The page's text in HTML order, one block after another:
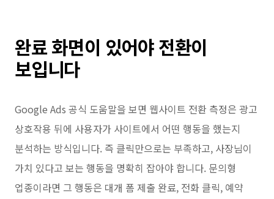
완료 화면이 있어야 전환이
보입니다
Google Ads 공식 도움말을 보면 웹사이트 전환 측정은 광고
상호작용 뒤에 사용자가 사이트에서 어떤 행동을 했는지
분석하는 방식입니다. 즉 클릭만으로는 부족하고, 사장님이
가치 있다고 보는 행동을 명확히 잡아야 합니다. 문의형
업종이라면 그 행동은 대개 폼 제출 완료, 전화 클릭, 예약